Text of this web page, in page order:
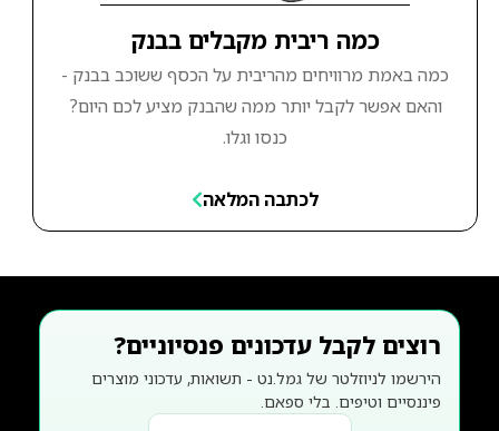
כמה ריבית מקבלים בבנק
כמה באמת מרוויחים מהריבית על הכסף ששוכב בבנק -
והאם אפשר לקבל יותר ממה שהבנק מציע לכם היום?
כנסו וגלו.
לכתבה המלאה
רוצים לקבל עדכונים פנסיוניים?
הירשמו לניוזלטר של גמל.נט - תשואות, עדכוני מוצרים
פיננסיים וטיפים. בלי ספאם.